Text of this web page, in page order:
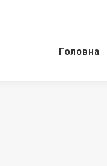
Головна
Головна